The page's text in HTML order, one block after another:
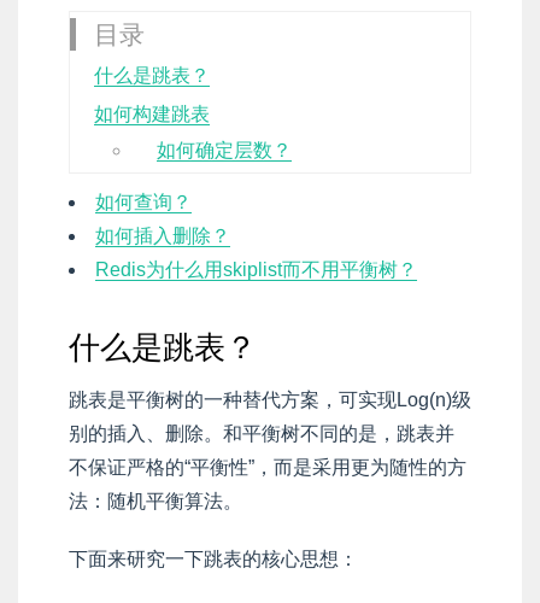
什么是跳表？
如何构建跳表
如何确定层数？
如何查询？
如何插入删除？
Redis为什么用skiplist而不用平衡树？
什么是跳表？
跳表是平衡树的一种替代方案，可实现Log(n)级
别的插入、删除。和平衡树不同的是，跳表并
不保证严格的“平衡性”，而是采用更为随性的方
法：随机平衡算法。
下面来研究一下跳表的核心思想：